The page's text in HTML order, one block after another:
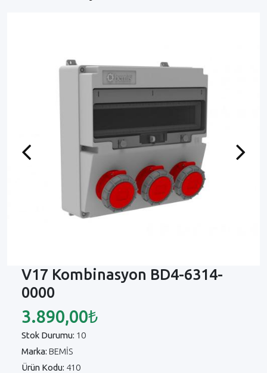
Previous Next
V17 Kombinasyon BD4-6314-
0000
3.890,00₺
Stok Durumu: 10
Marka: BEMİS
Ürün Kodu: 410